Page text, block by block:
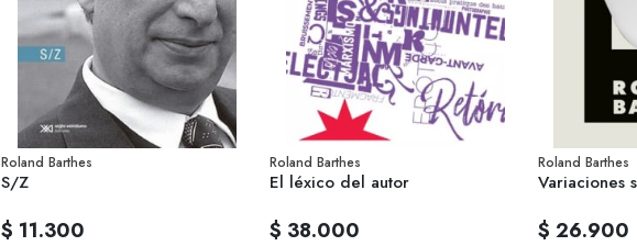
Roland Barthes
S/Z
$ 11.300
Roland Barthes
El léxico del autor
$ 38.000
Roland Barthes
Variaciones
$ 26.900